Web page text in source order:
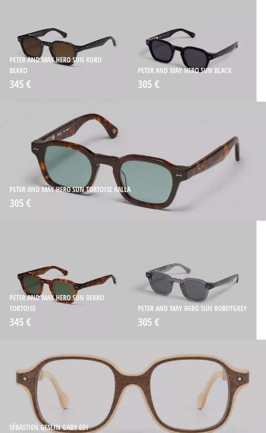
PETER AND MAY HERO SUN KURO
BEKKO
345 €
PETER AND MAY HERO SUN BLACK
305 €
PETER AND MAY HERO SUN TORTOISE KALLA
305 €
PETER AND MAY HERO SUN BEKKO
TORTOISE
345 €
PETER AND MAY HERO SUN ROBOTGREY
305 €
SÉBASTIEN GESLIN GABY EDI